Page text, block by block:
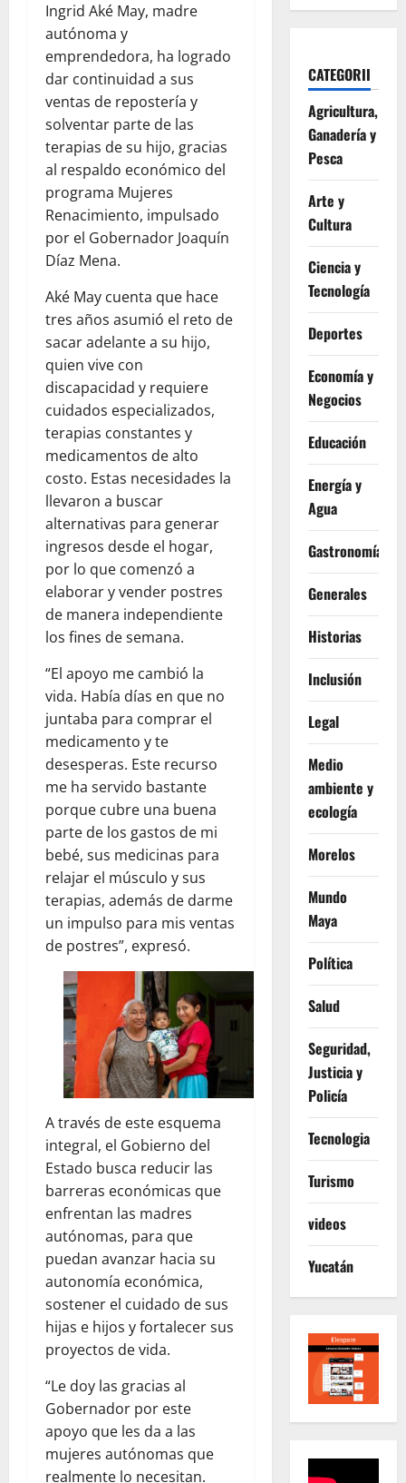
Ingrid Aké May, madre
autónoma y
emprendedora, ha logrado
dar continuidad a sus
ventas de repostería y
solventar parte de las
terapias de su hijo, gracias
al respaldo económico del
programa Mujeres
Renacimiento, impulsado
por el Gobernador Joaquín
Díaz Mena.
Aké May cuenta que hace
tres años asumió el reto de
sacar adelante a su hijo,
quien vive con
discapacidad y requiere
cuidados especializados,
terapias constantes y
medicamentos de alto
costo. Estas necesidades la
llevaron a buscar
alternativas para generar
ingresos desde el hogar,
por lo que comenzó a
elaborar y vender postres
de manera independiente
los fines de semana.
“El apoyo me cambió la
vida. Había días en que no
juntaba para comprar el
medicamento y te
desesperas. Este recurso
me ha servido bastante
porque cubre una buena
parte de los gastos de mi
bebé, sus medicinas para
relajar el músculo y sus
terapias, además de darme
un impulso para mis ventas
de postres”, expresó.
A través de este esquema
integral, el Gobierno del
Estado busca reducir las
barreras económicas que
enfrentan las madres
autónomas, para que
puedan avanzar hacia su
autonomía económica,
sostener el cuidado de sus
hijas e hijos y fortalecer sus
proyectos de vida.
“Le doy las gracias al
Gobernador por este
apoyo que les da a las
mujeres autónomas que
realmente lo necesitan.
CATEGORII
Agricultura,
Ganadería y
Pesca
Arte y
Cultura
Ciencia y
Tecnología
Deportes
Economía y
Negocios
Educación
Energía y
Agua
Gastronomía
Generales
Historias
Inclusión
Legal
Medio
ambiente y
ecología
Morelos
Mundo
Maya
Política
Salud
Seguridad,
Justicia y
Policía
Tecnologia
Turismo
videos
Yucatán